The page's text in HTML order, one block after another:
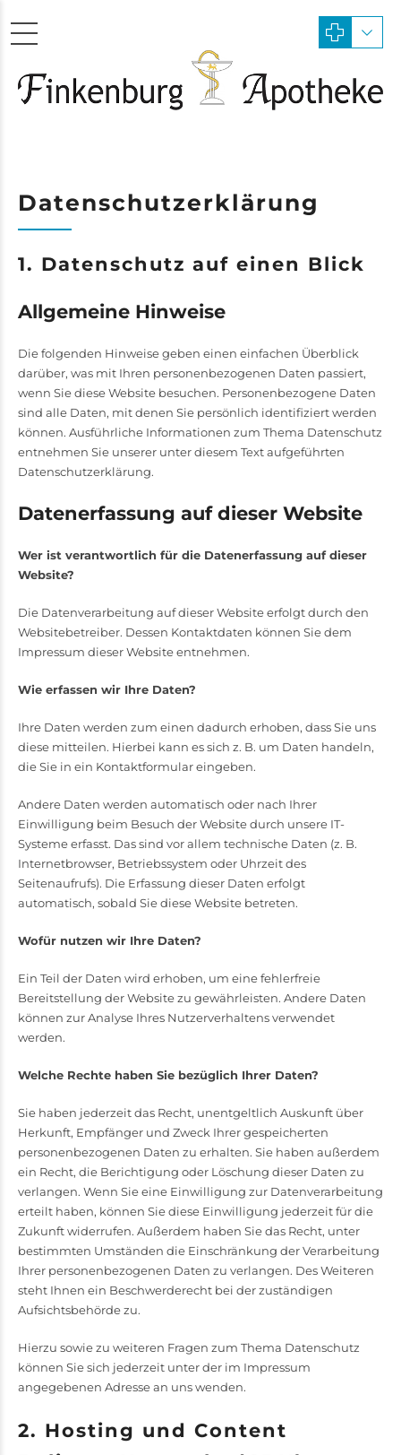
Datenschutzerklärung
1. Datenschutz auf einen Blick
Allgemeine Hinweise
Die folgenden Hinweise geben einen einfachen Überblick
darüber, was mit Ihren personenbezogenen Daten passiert,
wenn Sie diese Website besuchen. Personenbezogene Daten
sind alle Daten, mit denen Sie persönlich identifiziert werden
können. Ausführliche Informationen zum Thema Datenschutz
entnehmen Sie unserer unter diesem Text aufgeführten
Datenschutzerklärung.
Datenerfassung auf dieser Website
Wer ist verantwortlich für die Datenerfassung auf dieser
Website?
Die Datenverarbeitung auf dieser Website erfolgt durch den
Websitebetreiber. Dessen Kontaktdaten können Sie dem
Impressum dieser Website entnehmen.
Wie erfassen wir Ihre Daten?
Ihre Daten werden zum einen dadurch erhoben, dass Sie uns
diese mitteilen. Hierbei kann es sich z. B. um Daten handeln,
die Sie in ein Kontaktformular eingeben.
Andere Daten werden automatisch oder nach Ihrer
Einwilligung beim Besuch der Website durch unsere IT-
Systeme erfasst. Das sind vor allem technische Daten (z. B.
Internetbrowser, Betriebssystem oder Uhrzeit des
Seitenaufrufs). Die Erfassung dieser Daten erfolgt
automatisch, sobald Sie diese Website betreten.
Wofür nutzen wir Ihre Daten?
Ein Teil der Daten wird erhoben, um eine fehlerfreie
Bereitstellung der Website zu gewährleisten. Andere Daten
können zur Analyse Ihres Nutzerverhaltens verwendet
werden.
Welche Rechte haben Sie bezüglich Ihrer Daten?
Sie haben jederzeit das Recht, unentgeltlich Auskunft über
Herkunft, Empfänger und Zweck Ihrer gespeicherten
personenbezogenen Daten zu erhalten. Sie haben außerdem
ein Recht, die Berichtigung oder Löschung dieser Daten zu
verlangen. Wenn Sie eine Einwilligung zur Datenverarbeitung
erteilt haben, können Sie diese Einwilligung jederzeit für die
Zukunft widerrufen. Außerdem haben Sie das Recht, unter
bestimmten Umständen die Einschränkung der Verarbeitung
Ihrer personenbezogenen Daten zu verlangen. Des Weiteren
steht Ihnen ein Beschwerderecht bei der zuständigen
Aufsichtsbehörde zu.
Hierzu sowie zu weiteren Fragen zum Thema Datenschutz
können Sie sich jederzeit unter der im Impressum
angegebenen Adresse an uns wenden.
2. Hosting und Content